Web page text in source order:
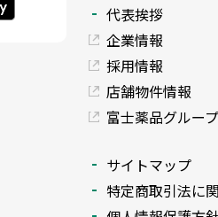
代表挨拶
企業情報
採用情報
店舗物件情報
富士薬品グルー
サイトマップ
特定商取引法に